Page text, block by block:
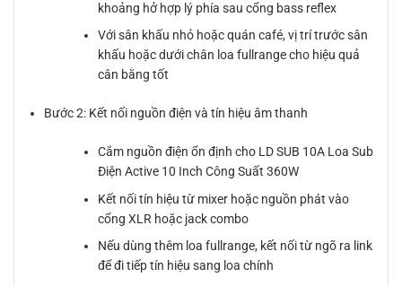
khoảng hở hợp lý phía sau cổng bass reflex
Với sân khấu nhỏ hoặc quán café, vị trí trước sân
khấu hoặc dưới chân loa fullrange cho hiệu quả
cân bằng tốt
Bước 2: Kết nối nguồn điện và tín hiệu âm thanh
Cắm nguồn điện ổn định cho LD SUB 10A Loa Sub
Điện Active 10 Inch Công Suất 360W
Kết nối tín hiệu từ mixer hoặc nguồn phát vào
cổng XLR hoặc jack combo
Nếu dùng thêm loa fullrange, kết nối từ ngõ ra link
để đi tiếp tín hiệu sang loa chính